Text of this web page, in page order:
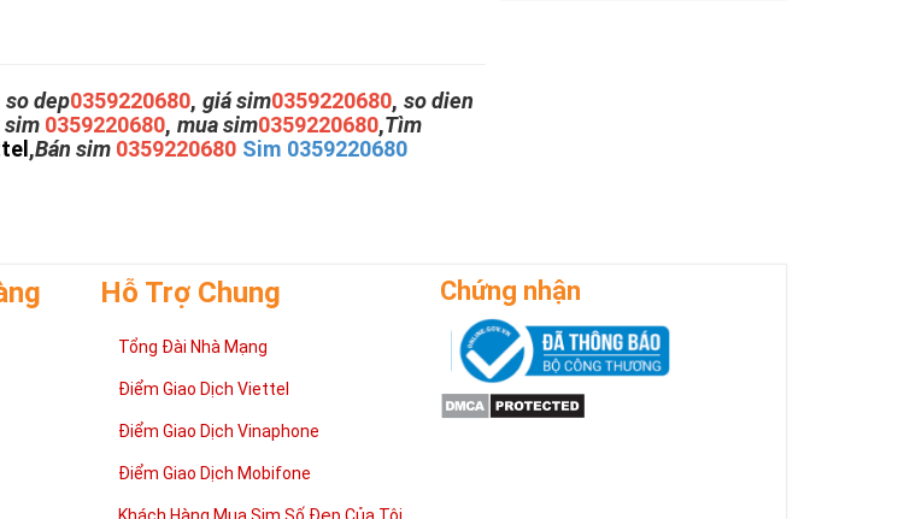
so dep0359220680, giá sim0359220680, so dien
sim 0359220680, mua sim0359220680,Tìm
,Bán sim 0359220680 Sim 0359220680
Hỗ Trợ Chung
Tổng Đài Nhà Mạng
Điểm Giao Dịch Viettel
Điểm Giao Dịch Vinaphone
Điểm Giao Dịch Mobifone
Chứng nhận